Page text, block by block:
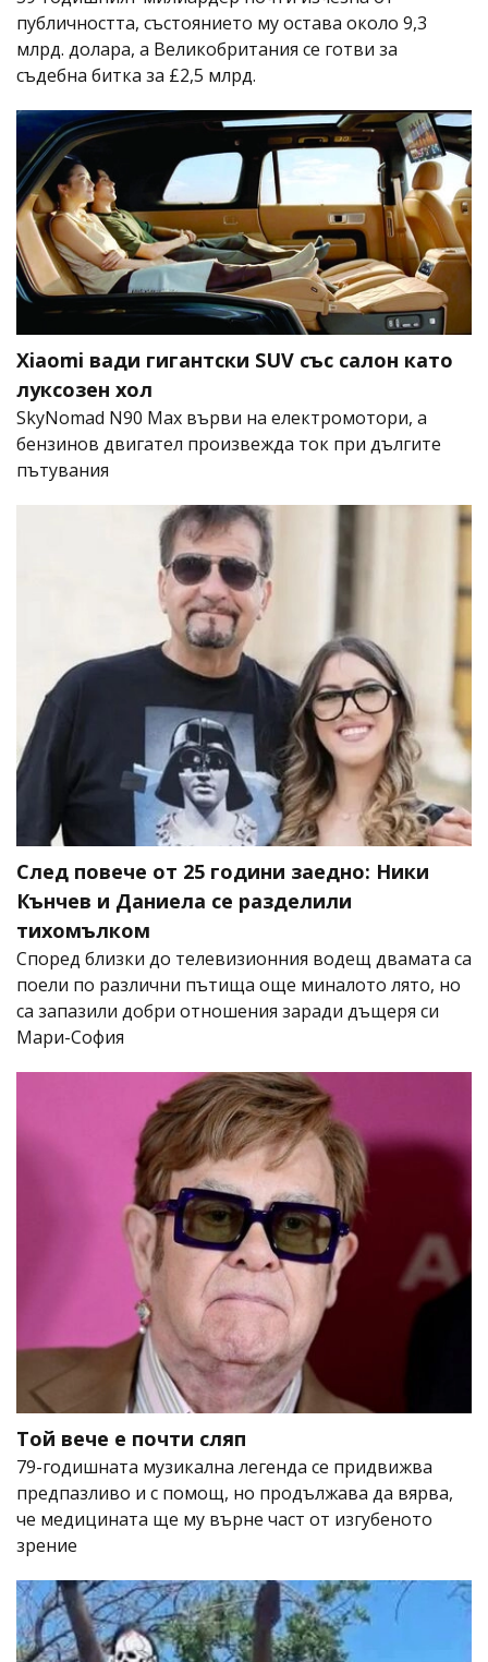
публичността, състоянието му остава около 9,3
млрд. долара, а Великобритания се готви за
съдебна битка за £2,5 млрд.
Xiaomi вади гигантски SUV със салон като
луксозен хол
SkyNomad N90 Max върви на електромотори, а
бензинов двигател произвежда ток при дългите
пътувания
След повече от 25 години заедно: Ники
Кънчев и Даниела се разделили
тихомълком
Според близки до телевизионния водещ двамата са
поели по различни пътища още миналото лято, но
са запазили добри отношения заради дъщеря си
Мари-София
Той вече е почти сляп
79-годишната музикална легенда се придвижва
предпазливо и с помощ, но продължава да вярва,
че медицината ще му върне част от изгубеното
зрение